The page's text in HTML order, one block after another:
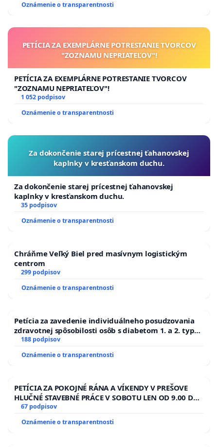
Oznámenie o transparentnosti
PETÍCIA ZA EXEMPLÁRNE POTRESTANIE TVORCOV
"ZOZNAMU NEPRIATEĽOV"!
PETÍCIA ZA EXEMPLÁRNE POTRESTANIE TVORCOV
"ZOZNAMU NEPRIATEĽOV"!
1 052 podpisov
Oznámenie o transparentnosti
Za dokončenie starej prícestnej ťahanovskej
kaplnky v kresťanskom duchu.
Za dokončenie starej prícestnej ťahanovskej
kaplnky v kresťanskom duchu.
35 podpisov
Oznámenie o transparentnosti
Chráňme Veľký Biel pred masívnym logistickým
centrom
299 podpisov
Oznámenie o transparentnosti
Petícia za zavedenie individuálneho posudzovania
zdravotnej spôsobilosti osôb s diabetom 1. a 2. typu
pri prijímaní do Policajného zboru SR
188 podpisov
Oznámenie o transparentnosti
PETÍCIA ZA POKOJNÉ RÁNA A VÍKENDY V PREŠOVE
HLUČNÉ STAVEBNÉ PRÁCE V SOBOTU LEN OD 9.00 DO
13.00 HOD., CEZ PRACOVNÝ TÝŽDEŇ CIEĽ 8.00 – 18.00
HOD. A PRAVIDELNÁ KONTROLA STAVBY C-AREA NA
ĎUMBIERSKEJ/MAGU
67 podpisov
Oznámenie o transparentnosti